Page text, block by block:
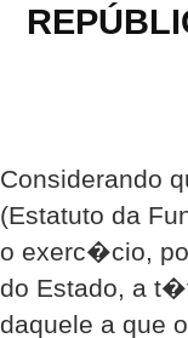
Considerando
(Estatuto da
o exerc�cio,
do Estado, a
daquele a que